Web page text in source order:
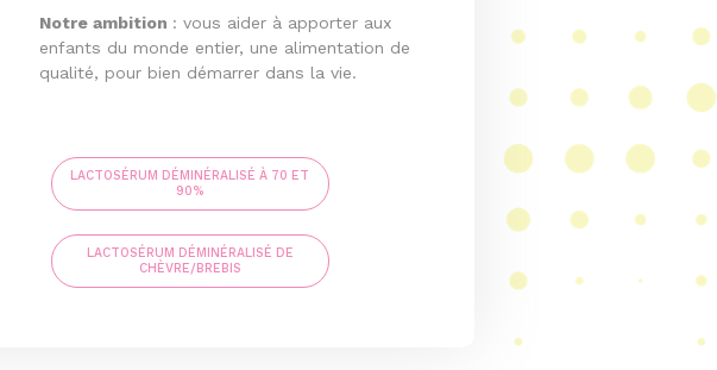
Notre ambition : vous aider à apporter aux
enfants du monde entier, une alimentation de
qualité, pour bien démarrer dans la vie.
LACTOSÉRUM DÉMINÉRALISÉ À 70 ET
90%
LACTOSÉRUM DÉMINÉRALISÉ DE
CHÈVRE/BREBIS